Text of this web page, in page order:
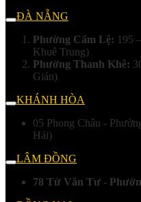
ĐÀ NẴNG
Phường Cẩm Lệ: 195
Khuê Trung)
Phường Thanh Khê:
Gián)
KHÁNH HÒA
05 Phong Châu -
Hải)
LÂM ĐỒNG
78 Từ Văn Tư -